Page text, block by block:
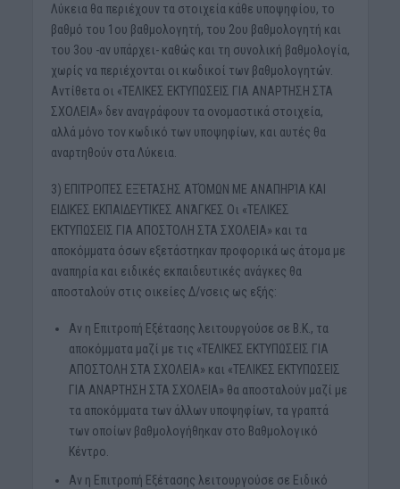
Λύκεια θα περιέχουν τα στοιχεία κάθε υποψηφίου, το
βαθμό του 1ου βαθμολογητή, του 2ου βαθμολογητή και
του 3ου -αν υπάρχει- καθώς και τη συνολική βαθμολογία,
χωρίς να περιέχονται οι κωδικοί των βαθμολογητών.
Αντίθετα οι «ΤΕΛΙΚΕΣ ΕΚΤΥΠΩΣΕΙΣ ΓΙΑ ΑΝΑΡΤΗΣΗ ΣΤΑ
ΣΧΟΛΕΙΑ» δεν αναγράφουν τα ονομαστικά στοιχεία,
αλλά μόνο τον κωδικό των υποψηφίων, και αυτές θα
αναρτηθούν στα Λύκεια.
3) ΕΠΙΤΡΟΠΈΣ ΕΞΈΤΑΣΗΣ ΑΤΌΜΩΝ ΜΕ ΑΝΑΠΗΡΊΑ ΚΑΙ
ΕΙΔΙΚΈΣ ΕΚΠΑΙΔΕΥΤΙΚΈΣ ΑΝΆΓΚΕΣ Οι «ΤΕΛΙΚΕΣ
ΕΚΤΥΠΩΣΕΙΣ ΓΙΑ ΑΠΟΣΤΟΛΗ ΣΤΑ ΣΧΟΛΕΙΑ» και τα
αποκόμματα όσων εξετάστηκαν προφορικά ως άτομα με
αναπηρία και ειδικές εκπαιδευτικές ανάγκες θα
αποσταλούν στις οικείες Δ/νσεις ως εξής:
Αν η Επιτροπή Εξέτασης λειτουργούσε σε Β.Κ., τα
αποκόμματα μαζί με τις «ΤΕΛΙΚΕΣ ΕΚΤΥΠΩΣΕΙΣ ΓΙΑ
ΑΠΟΣΤΟΛΗ ΣΤΑ ΣΧΟΛΕΙΑ» και «ΤΕΛΙΚΕΣ ΕΚΤΥΠΩΣΕΙΣ
ΓΙΑ ΑΝΑΡΤΗΣΗ ΣΤΑ ΣΧΟΛΕΙΑ» θα αποσταλούν μαζί με
τα αποκόμματα των άλλων υποψηφίων, τα γραπτά
των οποίων βαθμολογήθηκαν στο Βαθμολογικό
Κέντρο.
Αν η Επιτροπή Εξέτασης λειτουργούσε σε Ειδικό